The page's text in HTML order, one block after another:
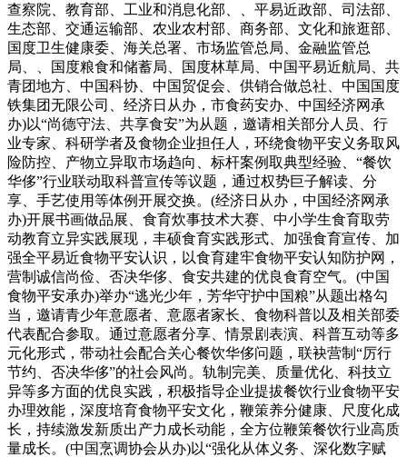
查察院、教育部、工业和消息化部、、平易近政部、司法部、
生态部、交通运输部、农业农村部、商务部、文化和旅逛部、
国度卫生健康委、海关总署、市场监管总局、金融监管总
局、、国度粮食和储蓄局、国度林草局、中国平易近航局、共
青团地方、中国科协、中国贸促会、供销合做总社、中国国度
铁集团无限公司、经济日从办，市食药安办、中国经济网承
办)以“尚德守法、共享食安”为从题，邀请相关部分人员、行
业专家、科研学者及食物企业担任人，环绕食物平安义务取风
险防控、产物立异取市场趋向、标杆案例取典型经验、“餐饮
华侈”行业联动取科普宣传等议题，通过权势巨子解读、分
享、手艺使用等体例开展交换。(经济日从办，中国经济网承
办)开展书画做品展、食育炊事技术大赛、中小学生食育取劳
动教育立异实践展现，丰硕食育实践形式、加强食育宣传、加
强全平易近食物平安认识，以食育建牢食物平安认知防护网，
营制诚信尚俭、否决华侈、食安共建的优良食育空气。(中国
食物平安承办)举办“逃光少年，芳华守护中国粮”从题出格勾
当，邀请青少年意愿者、意愿者家长、食物科普以及相关部委
代表配合参取。通过意愿者分享、情景剧表演、科普互动等多
元化形式，带动社会配合关心餐饮华侈问题，联袂营制“厉行
节约、否决华侈”的社会风尚。轨制完美、质量优化、科技立
异等多方面的优良实践，积极指导企业提拔餐饮行业食物平安
办理效能，深度培育食物平安文化，鞭策养分健康、尺度化成
长，持续激发新质出产力成长动能，全方位鞭策餐饮行业高质
量成长。(中国烹调协会从办)以“强化从体义务、深化数字赋